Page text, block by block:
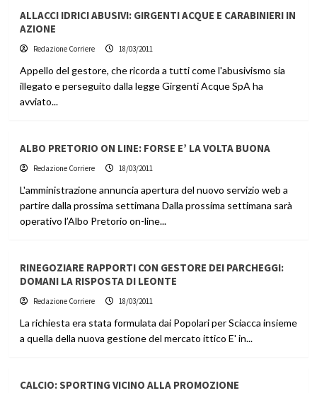
ALLACCI IDRICI ABUSIVI: GIRGENTI ACQUE E CARABINIERI IN
AZIONE
Redazione Corriere 18/03/2011
Appello del gestore, che ricorda a tutti come l'abusivismo sia
illegato e perseguito dalla legge Girgenti Acque SpA ha
avviato...
ALBO PRETORIO ON LINE: FORSE E’ LA VOLTA BUONA
Redazione Corriere 18/03/2011
L'amministrazione annuncia apertura del nuovo servizio web a
partire dalla prossima settimana Dalla prossima settimana sarà
operativo l’Albo Pretorio on-line...
RINEGOZIARE RAPPORTI CON GESTORE DEI PARCHEGGI:
DOMANI LA RISPOSTA DI LEONTE
Redazione Corriere 18/03/2011
La richiesta era stata formulata dai Popolari per Sciacca insieme
a quella della nuova gestione del mercato ittico E' in...
CALCIO: SPORTING VICINO ALLA PROMOZIONE